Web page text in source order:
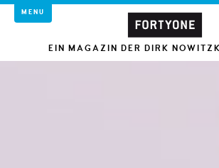
MENU
EIN MAGAZIN DER DIRK